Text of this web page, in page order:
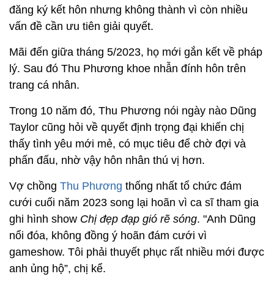
đăng ký kết hôn nhưng không thành vì còn nhiều
vấn đề cần ưu tiên giải quyết.
Mãi đến giữa tháng 5/2023, họ mới gắn kết về pháp
lý. Sau đó Thu Phương khoe nhẫn đính hôn trên
trang cá nhân.
Trong 10 năm đó, Thu Phương nói ngày nào Dũng
Taylor cũng hỏi về quyết định trọng đại khiến chị
thấy tình yêu mới mẻ, có mục tiêu để chờ đợi và
phấn đấu, nhờ vậy hôn nhân thú vị hơn.
Vợ chồng Thu Phương thống nhất tổ chức đám
cưới cuối năm 2023 song lại hoãn vì ca sĩ tham gia
ghi hình show Chị đẹp đạp gió rẽ sóng. "Anh Dũng
nổi đóa, không đồng ý hoãn đám cưới vì
gameshow. Tôi phải thuyết phục rất nhiều mới được
anh ủng hộ”, chị kể.